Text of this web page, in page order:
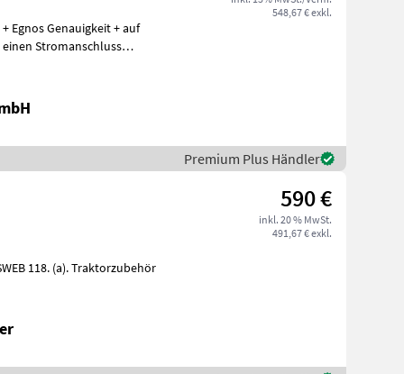
548,67 € exkl.
Egnos Genauigkeit + auf
Stromanschluss
Premium Plus Händler
590 €
inkl. 20 % MwSt.
491,67 € exkl.